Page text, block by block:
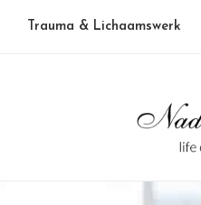
Trauma & Lichaamswerk